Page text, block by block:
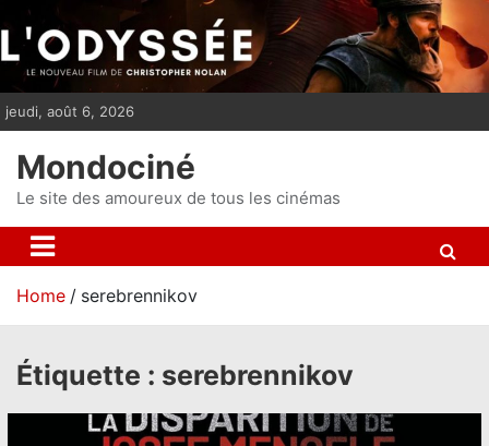
i
p
t
n
t
jeudi, août 6, 2026
Mondociné
Le site des amoureux de tous les cinémas
Home serebrennikov
Étiquette : serebrennikov